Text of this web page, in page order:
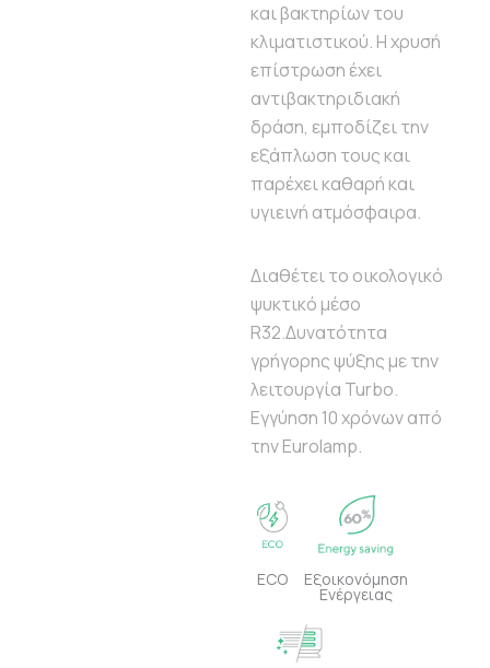
και βακτηρίων του
κλιματιστικού. Η χρυσή
επίστρωση έχει
αντιβακτηριδιακή
δράση, εμποδίζει την
εξάπλωση τους και
παρέχει καθαρή και
υγιεινή ατμόσφαιρα.
Διαθέτει το οικολογικό
ψυκτικό μέσο
R32.Δυνατότητα
γρήγορης ψύξης με την
λειτουργία Turbo.
Εγγύηση 10 χρόνων από
την Eurolamp.
ECO Εξοικονόμηση
Ενέργειας